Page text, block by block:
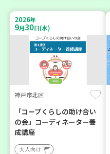
2026年
9月30日(水)
神戸市北区
「コープくらしの助け合い
の会」コーディネーター養
成講座
大人向け